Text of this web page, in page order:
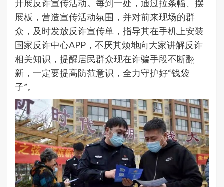
开展反诈宣传活动。每到一处，通过拉条幅、摆
展板，营造宣传活动氛围，并对前来现场的群
众，及时发放反诈宣传单，指导其在手机上安装
国家反诈中心APP，不厌其烦地向大家讲解反诈
相关知识，提醒居民群众现在诈骗手段不断翻
新，一定要提高防范意识，全力守护好“钱袋
子”。